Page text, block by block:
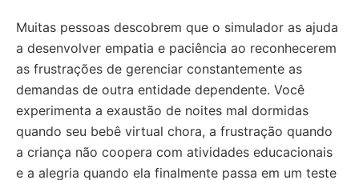
Muitas pessoas descobrem que o simulador as ajuda
a desenvolver empatia e paciência ao reconhecerem
as frustrações de gerenciar constantemente as
demandas de outra entidade dependente. Você
experimenta a exaustão de noites mal dormidas
quando seu bebê virtual chora, a frustração quando
a criança não coopera com atividades educacionais
e a alegria quando ela finalmente passa em um teste